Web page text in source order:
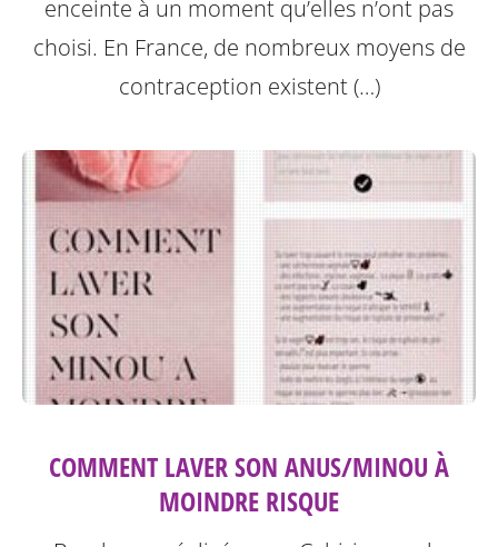
enceinte à un moment qu’elles n’ont pas
choisi. En France, de nombreux moyens de
contraception existent (…)
COMMENT LAVER SON ANUS/MINOU À
MOINDRE RISQUE